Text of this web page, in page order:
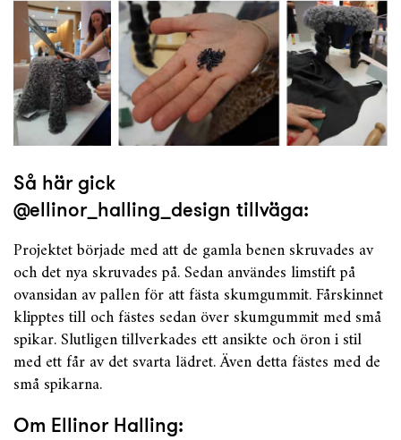
Så här gick
@ellinor_halling_design tillväga:
Projektet började med att de gamla benen skruvades av
och det nya skruvades på. Sedan användes limstift på
ovansidan av pallen för att fästa skumgummit. Fårskinnet
klipptes till och fästes sedan över skumgummit med små
spikar. Slutligen tillverkades ett ansikte och öron i stil
med ett får av det svarta lädret. Även detta fästes med de
små spikarna.
Om Ellinor Halling: